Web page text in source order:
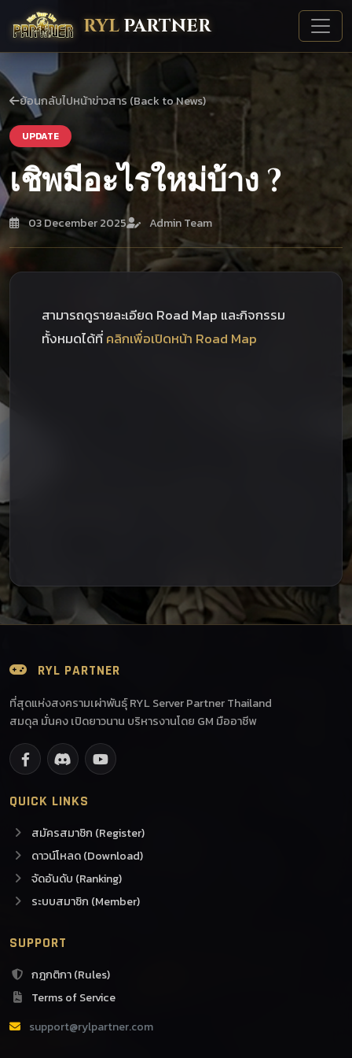
RYL PARTNER
ย้อนกลับไปหน้าข่าวสาร (Back to News)
UPDATE
เชิพมีอะไรใหม่บ้าง ?
03 December 2025 Admin Team
สามารถดูรายละเอียด Road Map และกิจกรรม
ทั้งหมดได้ที่ คลิกเพื่อเปิดหน้า Road Map
RYL PARTNER
ที่สุดแห่งสงครามเผ่าพันธุ์ RYL Server Partner Thailand
สมดุล มั่นคง เปิดยาวนาน บริหารงานโดย GM มืออาชีพ
QUICK LINKS
สมัครสมาชิก (Register)
ดาวน์โหลด (Download)
จัดอันดับ (Ranking)
ระบบสมาชิก (Member)
SUPPORT
กฎกติกา (Rules)
Terms of Service
support@rylpartner.com